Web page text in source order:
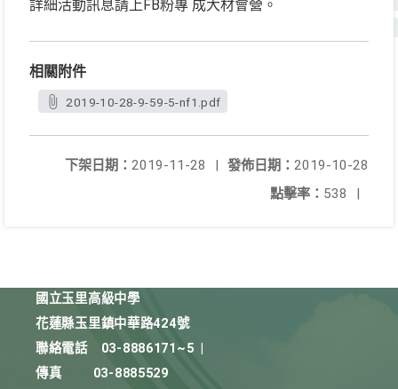
詳細活動訊息請上FB粉專 成大材會營。
相關附件
2019-10-28-9-59-5-nf1.pdf
發佈日期： 2019-10-28
下架日期： 2019-11-28
|
點擊率： 538 |
國立玉里高級中學
花蓮縣玉里鎮中華路424號
聯絡電話
03-8886171~5
傳真
03-8885529